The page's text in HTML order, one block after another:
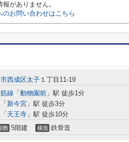
がありません。
のお問い合わせはこちら
西成区太子 １丁目11-19
線 「 動物園前 」駅 徒歩1分
「 新今宮 」駅 徒歩3分
「 天王寺 」駅 徒歩10分
数 5階建 構造 鉄骨造